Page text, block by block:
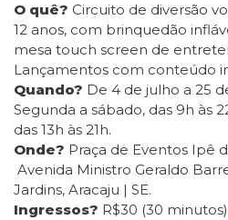
O quê? Circuito de diversão
12 anos, com brinquedão
mesa touch screen de
Lançamentos com conteúdo
Quando? De 4 de julho a 25
Segunda a sábado, das 9h às
das 13h às 21h.
Onde? Praça de Eventos Ipê
Avenida Ministro Geraldo
Jardins, Aracaju | SE.
Ingressos? R$30 (30